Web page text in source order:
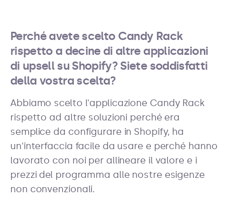
Perché avete scelto Candy Rack
rispetto a decine di altre applicazioni
di upsell su Shopify? Siete soddisfatti
della vostra scelta?
Abbiamo scelto l'applicazione Candy Rack
rispetto ad altre soluzioni perché era
semplice da configurare in Shopify, ha
un'interfaccia facile da usare e perché hanno
lavorato con noi per allineare il valore e i
prezzi del programma alle nostre esigenze
non convenzionali.